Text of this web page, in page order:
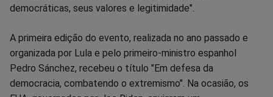
democráticas, seus valores e legitimidade".
A primeira edição do evento, realizada no ano passado e
organizada por Lula e pelo primeiro-ministro espanhol
Pedro Sánchez, recebeu o título "Em defesa da
democracia, combatendo o extremismo". Na ocasião, os